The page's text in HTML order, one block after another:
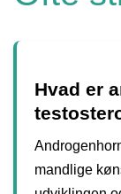
Hvad er
mandlige